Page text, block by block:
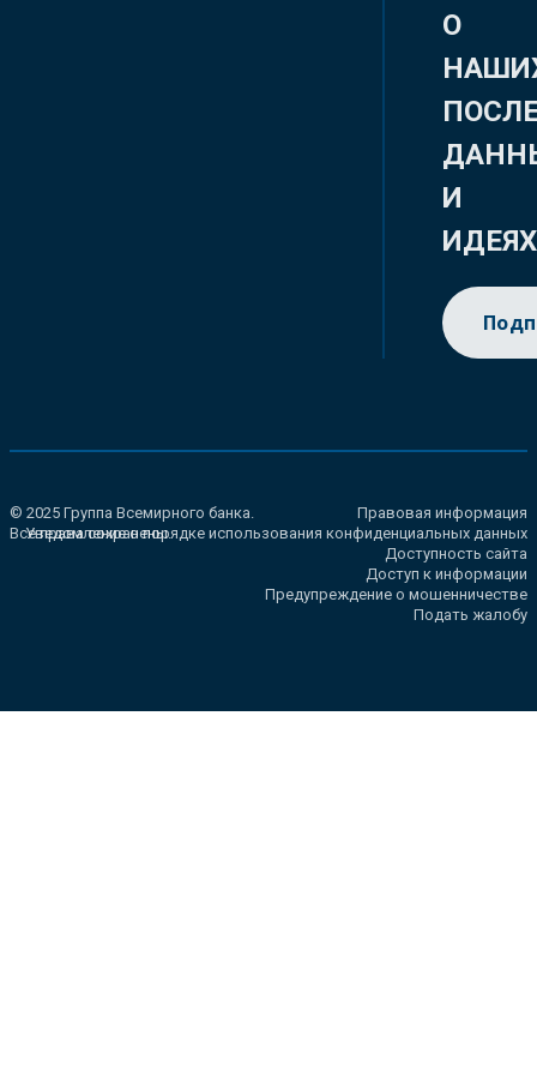
О
И
ИДЕЯХ
© 2025 Группа Всемирного банка.
Все права сохранены.
Правовая информация
Уведомление о порядке использования конфиденциальных данных
Доступность сайта
Доступ к информации
Предупреждение о мошенничестве
Подать жалобу